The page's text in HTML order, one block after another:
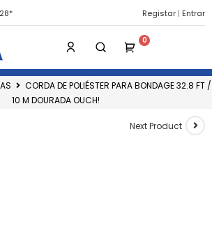
Registar | Entrar
CORDA DE POLIÉSTER PARA BONDAGE 32.8 FT /
10 M DOURADA OUCH!
Next Product